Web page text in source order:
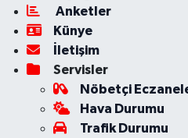
Anketler
Künye
İletişim
Servisler
Nöbetçi
Hava Durumu
Trafik Durumu